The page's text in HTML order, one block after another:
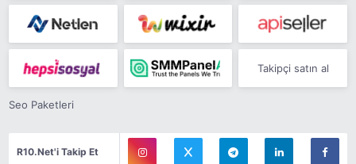
Takipçi satın al
Seo Paketleri
R10.Net'i Takip Et